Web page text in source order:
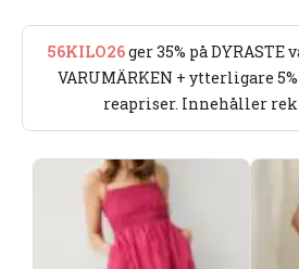
56KILO26ger 35% på
VARUMÄRKEN + ytterligare
reapriser. Innehåller